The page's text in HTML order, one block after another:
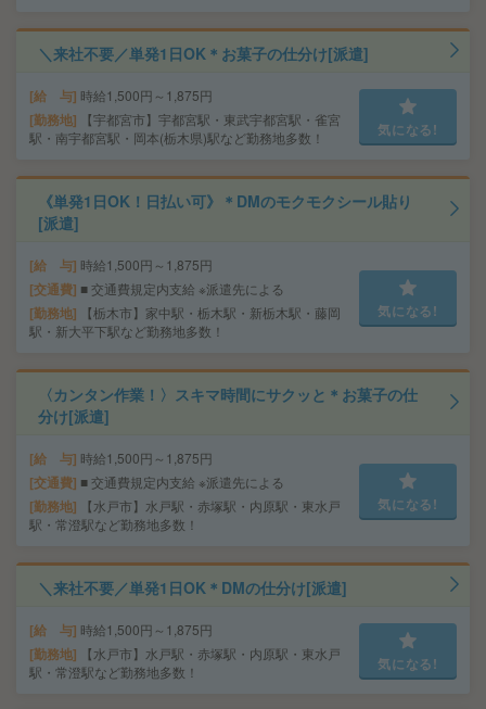
＼来社不要／単発1日OK＊お菓子の仕分け[派遣]
給 与 時給1,500円～1,875円
勤務地
【宇都宮市】宇都宮駅・東武宇都宮駅・雀宮
駅・南宇都宮駅・岡本(栃木県)駅など勤務地多数！
気になる!
《単発1日OK！日払い可》＊DMのモクモクシール貼り
[派遣]
給 与 時給1,500円～1,875円
交通費 ■ 交通費規定内支給 ※派遣先による
勤務地
【栃木市】家中駅・栃木駅・新栃木駅・藤岡
駅・新大平下駅など勤務地多数！
気になる!
〈カンタン作業！〉スキマ時間にサクッと＊お菓子の仕
分け[派遣]
給 与 時給1,500円～1,875円
交通費 ■ 交通費規定内支給 ※派遣先による
勤務地
【水戸市】水戸駅・赤塚駅・内原駅・東水戸
駅・常澄駅など勤務地多数！
気になる!
＼来社不要／単発1日OK＊DMの仕分け[派遣]
給 与 時給1,500円～1,875円
勤務地
【水戸市】水戸駅・赤塚駅・内原駅・東水戸
駅・常澄駅など勤務地多数！
気になる!